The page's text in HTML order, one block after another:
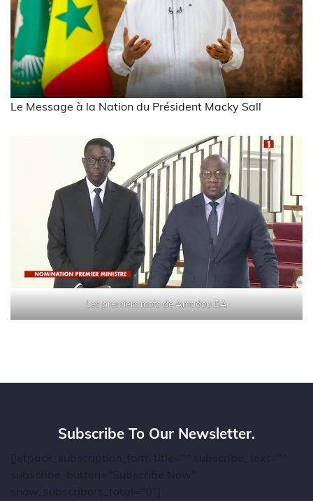
Le Message à la Nation du Président Macky Sall
Les premiers mots de Amadou BA
Subscribe To Our Newsletter.
[jetpack_subscription_form title="" subscribe_text=""
subscribe_button="Subscribe Now"
show_subscribers_total="0"]